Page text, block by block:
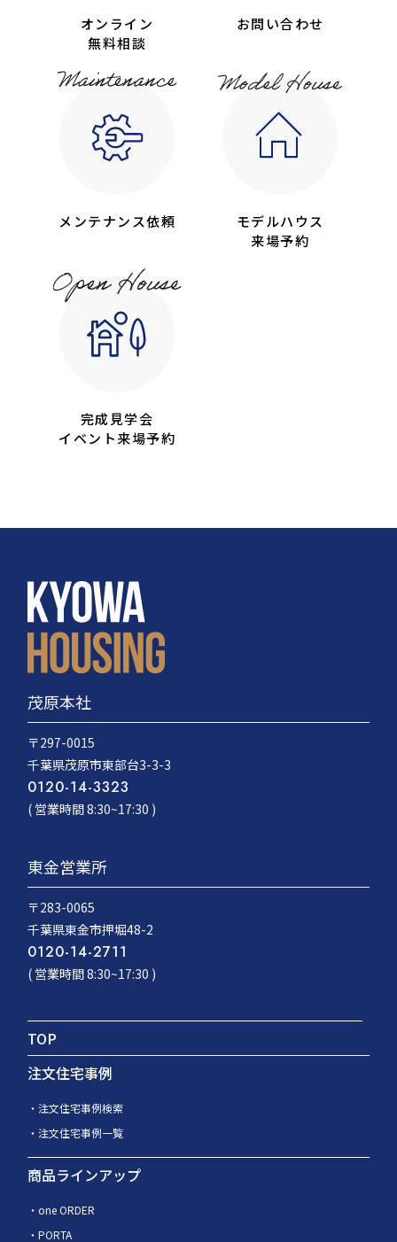
オンライン
無料相談
お問い合わせ
メンテナンス依頼
モデルハウス
来場予約
完成見学会
イベント来場予約
茂原本社
〒297-0015
千葉県茂原市東部台3-3-3
0120-14-3323
( 営業時間 8:30~17:30 )
東金営業所
〒283-0065
千葉県東金市押堀48-2
0120-14-2711
( 営業時間 8:30~17:30 )
TOP
注文住宅事例
注文住宅事例検索
注文住宅事例一覧
商品ラインアップ
one ORDER
PORTA